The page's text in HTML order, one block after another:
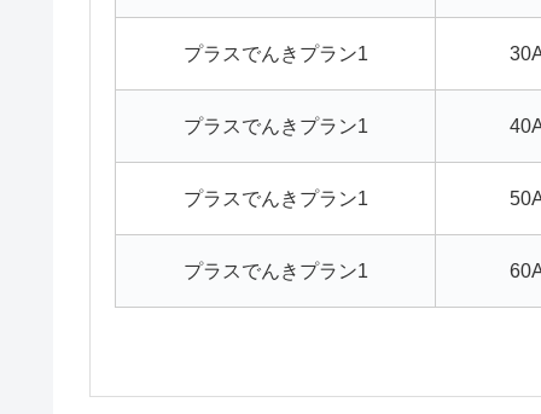
プラスでんきプラン1
プラスでんきプラン1
プラスでんきプラン1
プラスでんきプラン1